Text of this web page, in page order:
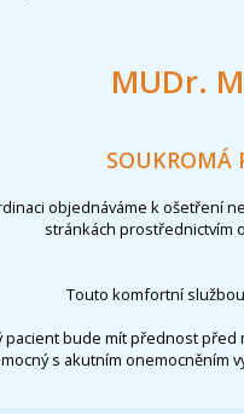
MUDr.
SOUKROMÁ
objednáváme k ošetření
stránkách prostřednictvím
Touto komfortní
pacient bude mít přednost před
s akutním onemocněním